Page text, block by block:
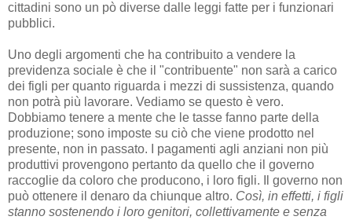
cittadini sono un pò diverse dalle leggi fatte per i funzionari
pubblici.
Uno degli argomenti che ha contribuito a vendere la
previdenza sociale è che il "contribuente" non sarà a carico
dei figli per quanto riguarda i mezzi di sussistenza, quando
non potrà più lavorare. Vediamo se questo è vero.
Dobbiamo tenere a mente che le tasse fanno parte della
produzione; sono imposte su ciò che viene prodotto nel
presente, non in passato. I pagamenti agli anziani non più
produttivi provengono pertanto da quello che il governo
raccoglie da coloro che producono, i loro figli. Il governo non
può ottenere il denaro da chiunque altro. Così, in effetti, i figli
stanno sostenendo i loro genitori, collettivamente e senza